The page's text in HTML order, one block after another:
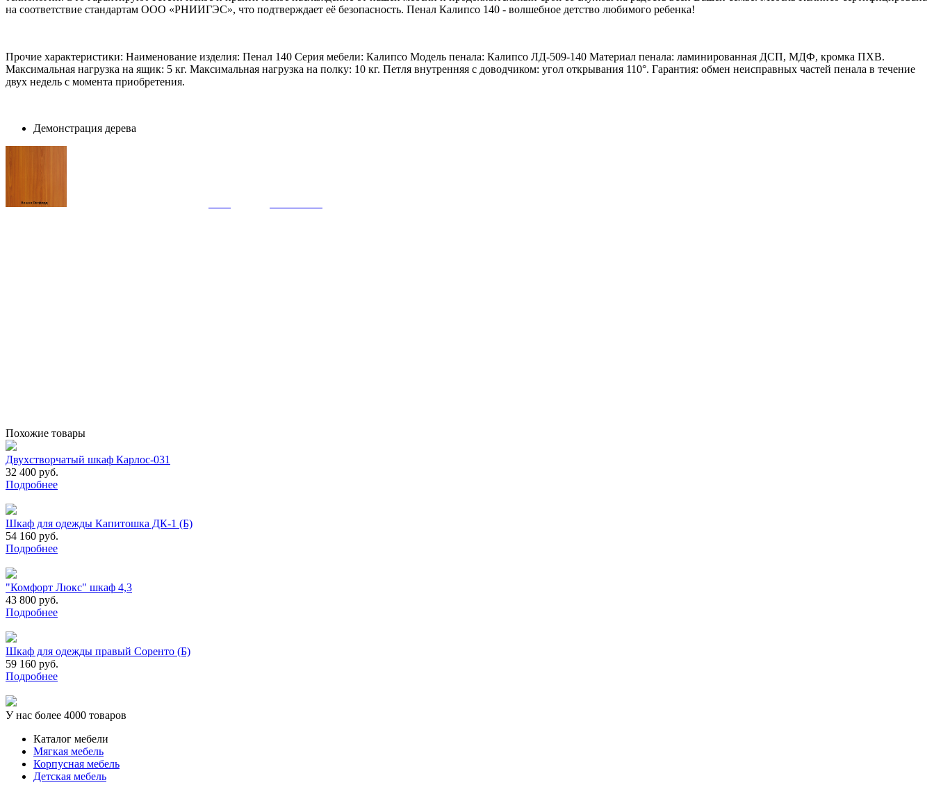
на соответствие стандартам ООО «РНИИГЭС», что подтверждает её безопасность. Пенал Калипсо 140 - волшебное детство любимого ребенка!
Прочие характеристики: Наименование изделия: Пенал 140 Серия мебели: Калипсо Модель пенала: Калипсо ЛД-509-140 Материал пенала: ламинированная ДСП, МДФ, кромка ПХВ.
Максимальная нагрузка на ящик: 5 кг. Максимальная нагрузка на полку: 10 кг. Петля внутренняя с доводчиком: угол открывания 110°. Гарантия: обмен неисправных частей пенала в течение
двух недель с момента приобретения.
Демонстрация дерева
Похожие товары
Двухстворчатый шкаф Карлос-031
32 400 руб.
Подробнее
Шкаф для одежды Капитошка ДК-1 (Б)
54 160 руб.
Подробнее
"Комфорт Люкс" шкаф 4,3
43 800 руб.
Подробнее
Шкаф для одежды правый Соренто (Б)
59 160 руб.
Подробнее
У нас более 4000 товаров
Каталог мебели
Мягкая мебель
Корпусная мебель
Детская мебель